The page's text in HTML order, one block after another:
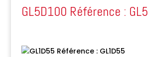
GL5D100 Référence :